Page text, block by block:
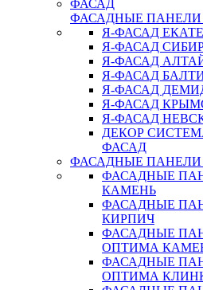
ФАСАДНЫЕ ПАНЕЛИ
Я-ФАСАД
Я-ФАСАД
Я-ФАСАД
Я-ФАСАД
Я-ФАСАД
Я-ФАСАД
Я-ФАСАД
ДЕКОР
ФАСАД
ФАСАДНЫЕ
ФАСАДНЫЕ
КАМЕНЬ
ФАСАДНЫЕ
КИРПИЧ
ФАСАДНЫЕ
ОПТИМА
ФАСАДНЫЕ
ОПТИМА